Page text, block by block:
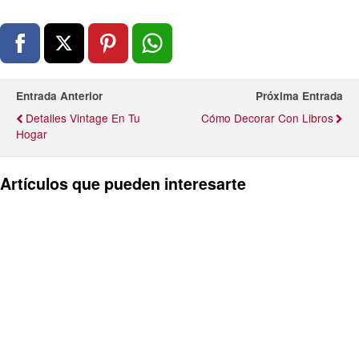
Entrada Anterior
Detalles Vintage En Tu
Hogar
Próxima Entrada
Cómo Decorar Con Libros
Artículos que pueden interesarte